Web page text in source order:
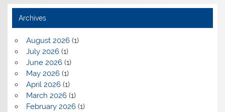
Archives
August 2026(1)
July 2026(1)
June 2026(1)
May 2026(1)
April 2026(1)
March 2026(1)
February 2026(1)